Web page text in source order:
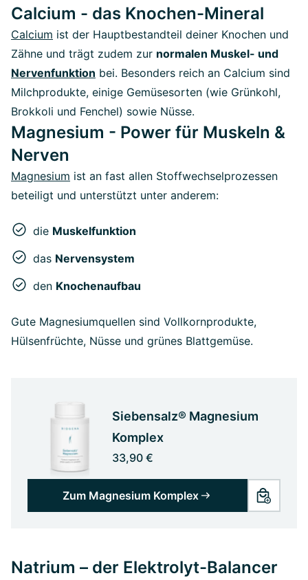
Calcium - das Knochen-Mineral
Calcium ist der Hauptbestandteil deiner Knochen und
Zähne und trägt zudem zur normalen Muskel- und
Nervenfunktion bei. Besonders reich an Calcium sind
Milchprodukte, einige Gemüsesorten (wie Grünkohl,
Brokkoli und Fenchel) sowie Nüsse.
Magnesium - Power für Muskeln &
Nerven
Magnesium ist an fast allen Stoffwechselprozessen
beteiligt und unterstützt unter anderem:
die Muskelfunktion
das Nervensystem
den Knochenaufbau
Gute Magnesiumquellen sind Vollkornprodukte,
Hülsenfrüchte, Nüsse und grünes Blattgemüse.
Siebensalz® Magnesium
Komplex
33,90 €
Zum Magnesium Komplex
Natrium – der Elektrolyt-Balancer